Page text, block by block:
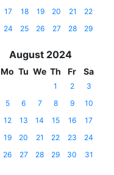
17 18 19 20 21
22
24 25 26 27 28 29
August 2024
Mo Tu We Th Fr Sa
1 2
3
5 6 7 8 9
10
12 13 14 15 16
17
19 20 21 22 23
24
26 27 28 29 30 31